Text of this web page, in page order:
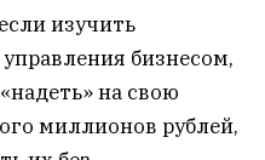
изучить
бизнесом,
на свою
миллионов рублей,